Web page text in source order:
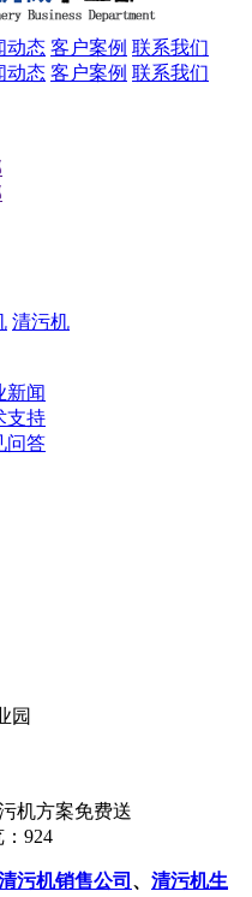
动态 客户案例 联系我们
动态 客户案例 联系我们
清污机
新闻
支持
问答
园
机方案免费送
924
污机销售公司 、 清污机生